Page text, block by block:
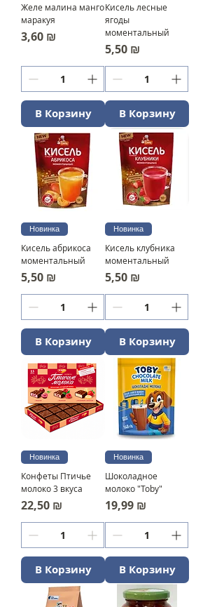
Желе малина манго
маракуя
Цена
3,60 ₪
В Корзину
Кисель лесные
ягоды
моментальный
Цена
5,50 ₪
В Корзину
Новинка
Кисель абрикоса
моментальный
Цена
5,50 ₪
В Корзину
Новинка
Кисель клубника
моментальный
Цена
5,50 ₪
В Корзину
Новинка
Конфеты Птичье
молоко 3 вкуса
Цена
22,50 ₪
В Корзину
Новинка
Шоколадное
молоко "Toby"
Цена
19,99 ₪
В Корзину